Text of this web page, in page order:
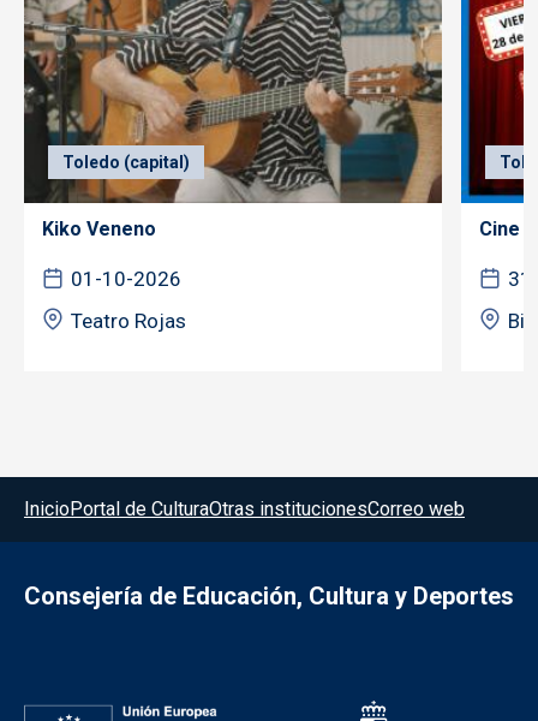
Toledo (capital)
Kiko Veneno
01-10-2026
Teatro Rojas
Cine
Menú del pie
InicioPortal de CulturaOtras institucionesCorreo web
Consejería de Educación, Cultura y Deportes